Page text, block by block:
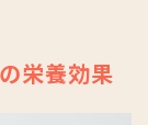
栄養効果